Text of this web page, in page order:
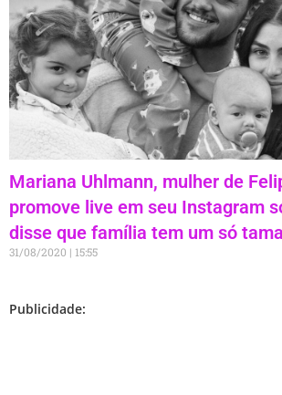
Mariana Uhlmann, mulher de
promove live em seu Instagram
disse que família tem um só
31/08/2020 15:55
Publicidade: